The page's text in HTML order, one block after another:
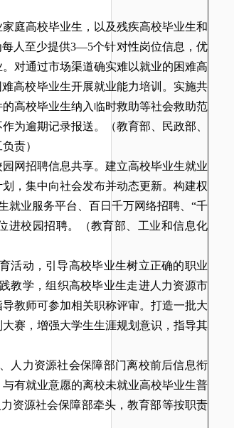
庭高校毕业生，以及残疾高校毕业生和
人至少提供3—5个针对性岗位信息，优
对通过市场渠道确实难以就业的困难高
高校毕业生开展就业能力培训。实施共
高校毕业生纳入临时救助等社会救助范
为逾期记录报送。
（教育部、民政部、
责）
网招聘信息共享。建立高校毕业生就业
，集中向社会发布并动态更新。构建权
就业服务平台、百日千万网络招聘、“千
进校园招聘。
（教育部、工业和信息化
活动，引导高校毕业生树立正确的职业
教学，组织高校毕业生走进人力资源市
教师可参加相关职称评审。打造一批大
赛，增强大学生生涯规划意识，指导其
人力资源社会保障部门离校前后信息衔
有就业意愿的离校未就业高校毕业生普
力资源社会保障部牵头，教育部等按职责